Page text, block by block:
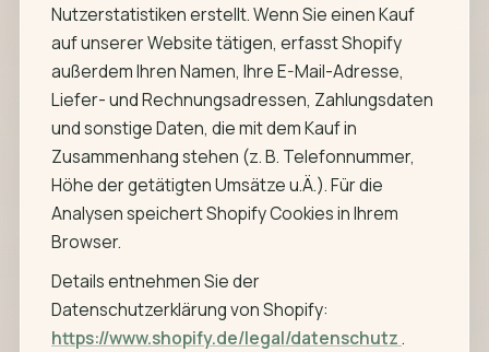
Nutzerstatistiken erstellt. Wenn Sie einen Kauf
auf unserer Website tätigen, erfasst Shopify
außerdem Ihren Namen, Ihre E-Mail-Adresse,
Liefer- und Rechnungsadressen, Zahlungsdaten
und sonstige Daten, die mit dem Kauf in
Zusammenhang stehen (z. B. Telefonnummer,
Höhe der getätigten Umsätze u.Ä.). Für die
Analysen speichert Shopify Cookies in Ihrem
Browser.
Details entnehmen Sie der
Datenschutzerklärung von Shopify:
https://www.shopify.de/legal/datenschutz.